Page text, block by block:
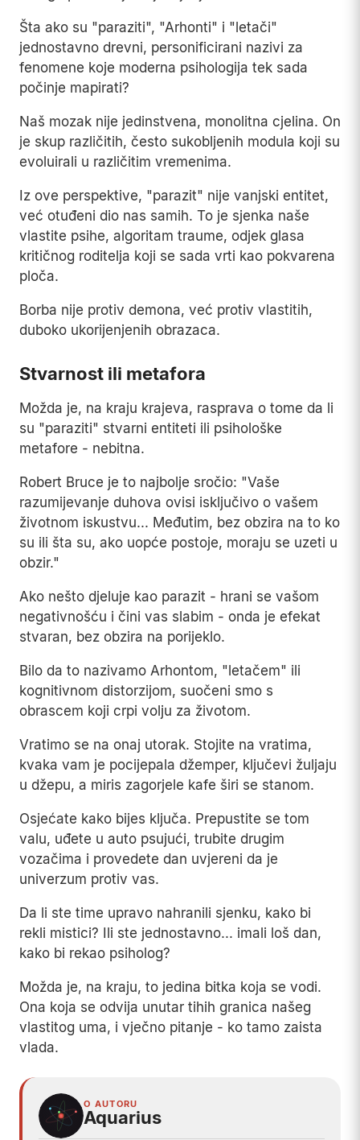
Šta ako su "paraziti", "Arhonti" i "letači"
jednostavno drevni, personificirani nazivi za
fenomene koje moderna psihologija tek sada
počinje mapirati?
Naš mozak nije jedinstvena, monolitna cjelina. On
je skup različitih, često sukobljenih modula koji su
evoluirali u različitim vremenima.
Iz ove perspektive, "parazit" nije vanjski entitet,
već otuđeni dio nas samih. To je sjenka naše
vlastite psihe, algoritam traume, odjek glasa
kritičnog roditelja koji se sada vrti kao pokvarena
ploča.
Borba nije protiv demona, već protiv vlastitih,
duboko ukorijenjenih obrazaca.
Stvarnost ili metafora
Možda je, na kraju krajeva, rasprava o tome da li
su "paraziti" stvarni entiteti ili psihološke
metafore - nebitna.
Robert Bruce je to najbolje sročio: "Vaše
razumijevanje duhova ovisi isključivo o vašem
životnom iskustvu... Međutim, bez obzira na to ko
su ili šta su, ako uopće postoje, moraju se uzeti u
obzir."
Ako nešto djeluje kao parazit - hrani se vašom
negativnošću i čini vas slabim - onda je efekat
stvaran, bez obzira na porijeklo.
Bilo da to nazivamo Arhontom, "letačem" ili
kognitivnom distorzijom, suočeni smo s
obrascem koji crpi volju za životom.
Vratimo se na onaj utorak. Stojite na vratima,
kvaka vam je pocijepala džemper, ključevi žuljaju
u džepu, a miris zagorjele kafe širi se stanom.
Osjećate kako bijes ključa. Prepustite se tom
valu, uđete u auto psujući, trubite drugim
vozačima i provedete dan uvjereni da je
univerzum protiv vas.
Da li ste time upravo nahranili sjenku, kako bi
rekli mistici? Ili ste jednostavno... imali loš dan,
kako bi rekao psiholog?
Možda je, na kraju, to jedina bitka koja se vodi.
Ona koja se odvija unutar tihih granica našeg
vlastitog uma, i vječno pitanje - ko tamo zaista
vlada.
O AUTORU
Aquarius